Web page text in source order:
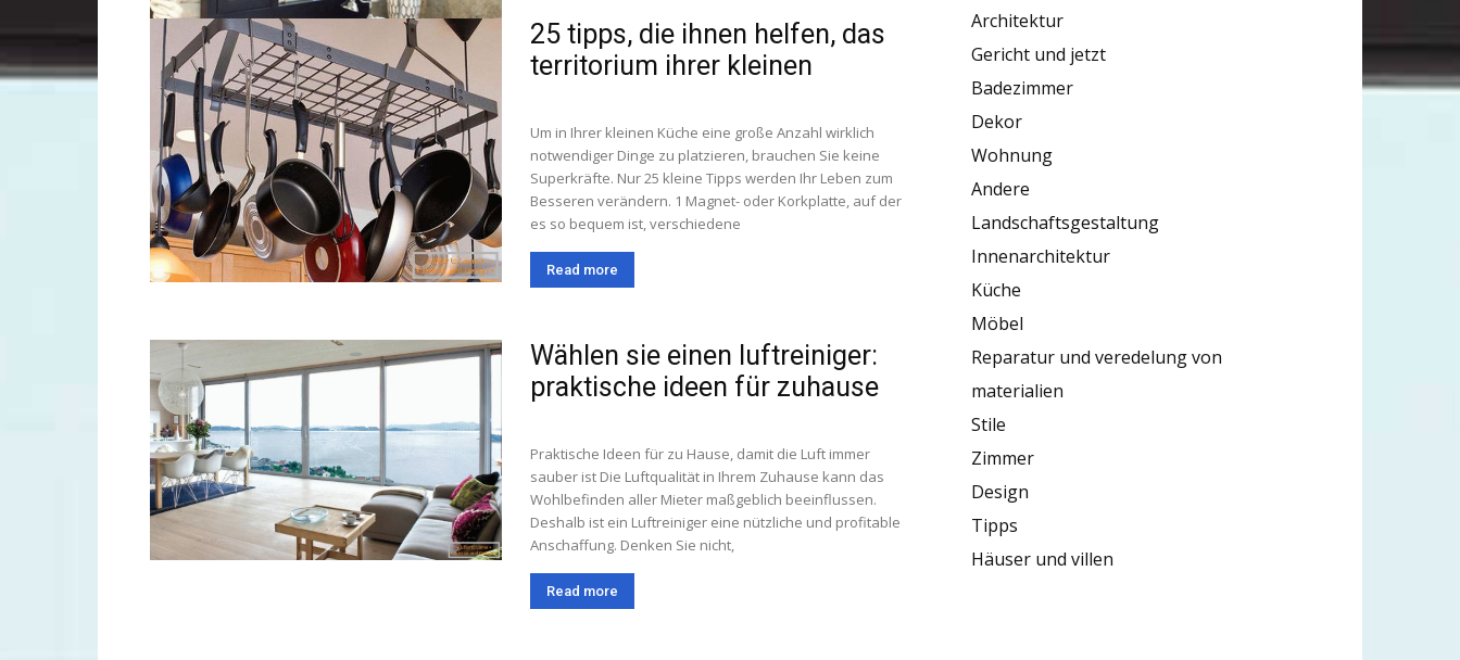
25 tipps, die ihnen helfen, das
territorium ihrer kleinen
Um in Ihrer kleinen Küche eine große Anzahl wirklich
notwendiger Dinge zu platzieren, brauchen Sie keine
Superkräfte. Nur 25 kleine Tipps werden Ihr Leben zum
Besseren verändern. 1 Magnet- oder Korkplatte, auf der
es so bequem ist, verschiedene
Read more
Wählen sie einen luftreiniger:
praktische ideen für zuhause
Praktische Ideen für zu Hause, damit die Luft immer
sauber ist Die Luftqualität in Ihrem Zuhause kann das
Wohlbefinden aller Mieter maßgeblich beeinflussen.
Deshalb ist ein Luftreiniger eine nützliche und profitable
Anschaffung. Denken Sie nicht,
Read more
Architektur
Gericht und jetzt
Badezimmer
Dekor
Wohnung
Andere
Landschaftsgestaltung
Innenarchitektur
Küche
Möbel
Reparatur und veredelung von
materialien
Stile
Zimmer
Design
Tipps
Häuser und villen